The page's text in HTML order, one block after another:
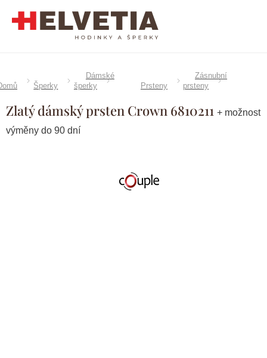
Šperky
Dámské
šperky
Prsteny
Zásnubní
prsteny
Zlatý dámský prsten Crown 6810211 + možnost
výměny do 90 dní
Značka:Couple